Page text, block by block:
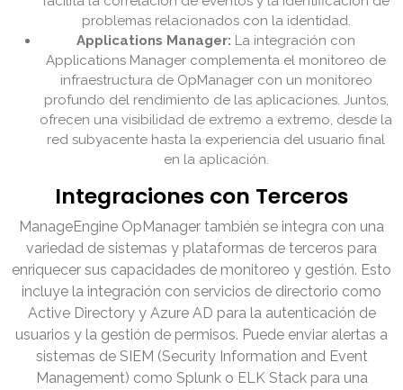
problemas relacionados con la identidad.
Applications Manager: La integración con
Applications Manager complementa el monitoreo de
infraestructura de OpManager con un monitoreo
profundo del rendimiento de las aplicaciones. Juntos,
ofrecen una visibilidad de extremo a extremo, desde la
red subyacente hasta la experiencia del usuario final
en la aplicación.
Integraciones con Terceros
ManageEngine OpManager también se integra con una
variedad de sistemas y plataformas de terceros para
enriquecer sus capacidades de monitoreo y gestión. Esto
incluye la integración con servicios de directorio como
Active Directory y Azure AD para la autenticación de
usuarios y la gestión de permisos. Puede enviar alertas a
sistemas de SIEM (Security Information and Event
Management) como Splunk o ELK Stack para una